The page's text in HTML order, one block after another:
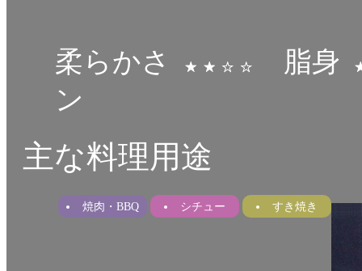
柔らかさ
脂身
ン
主な料理用途
焼肉・BBQ シチュー すき焼き